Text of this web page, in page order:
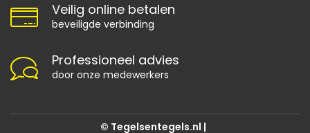
Veilig online betalen
beveiligde verbinding
Professioneel advies
door onze medewerkers
© Tegelsentegels.nl |